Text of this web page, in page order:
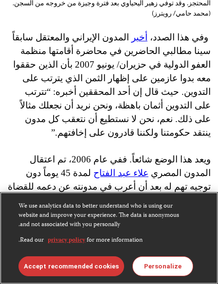
المحتجز. وقد توفي زهير اليحياوي بعد ‏فترة وجيزة من خروجه من السجن.
(محمد حامي/ رويترز)‏
وفي هذا الصدد، أخبر
المدون الإيراني والمعتقل سابقاً
سينا مطالبي الحاضرين في محاضرة أقامتها منظمة
العفو الدولية في حزيران/ يونيو 2007 بأن الذين حققوا
معه بدوا عازمين على إظهار الثمن الذي يترتب على
التدوين. حيث قال إن أحد المحققين أخبره: “تترتب
على التدوين أثمان باهظة، ونحن نريد أن نجعلك مثالاً
على ذلك. نعم، نحن لا نستطيع أن نتعقب كل مدون
ينتقد حكومتنا ولكننا قادرون على إخافتهم.”
ويعد هذا الوضع شائعاً. ففي عام 2006، تم اعتقال
المدون المصري علاء عبد الفتاح
لمدة 45 يوماً دون
توجيه تهم له بعد أن أعرب في مدونته عن دعمه للقضاة
علاء من بين العديد من المدونين المصريين الذين
يعربون عن مواقف من هذا القبيل لكنه استُهدِف على
ما يبدو بسبب شهرته. وفي سوريا، جرى اعتقال المدون
طارق بياسي
في عام 2007 بسبب تعليق واحد له ينتقد
فيه الأجهزة الأمنية. وبعد مرور عام على اعتقاله، أدانته
محكمة أمن الدولة بتهمة “إضعاف الشعور القومي”
We use analytics data to better understand who is using our
website and improve your experience. The data is anonymous
and not associated with you personally.
Read our privacy policyfor more information.
Personalize
Accept recommended cookies